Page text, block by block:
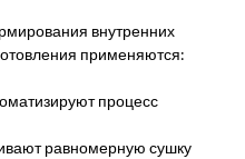
внутренних
применяются:
процесс
равномерную сушку